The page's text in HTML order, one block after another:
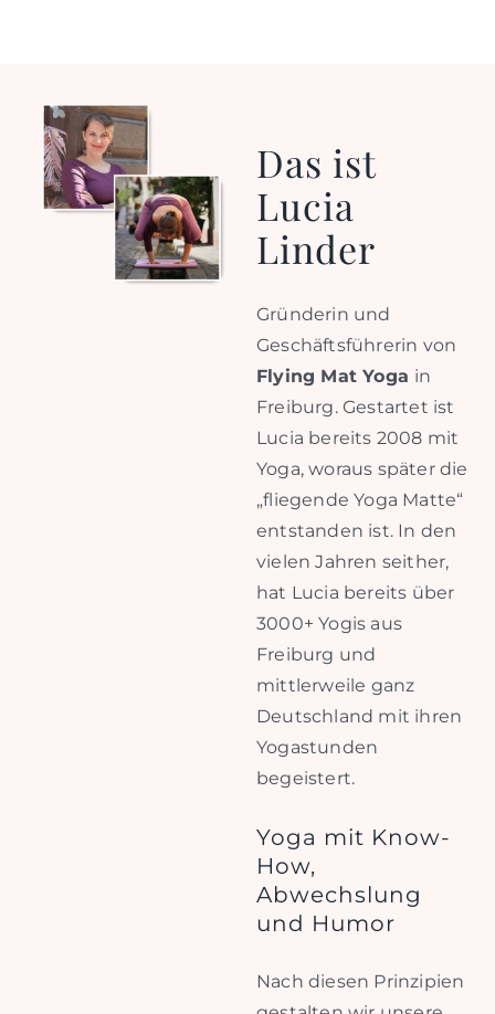
Das ist
Lucia
Linder
Gründerin und
Geschäftsführerin von
Flying Mat Yoga in
Freiburg. Gestartet ist
Lucia bereits 2008 mit
Yoga, woraus später die
„fliegende Yoga Matte“
entstanden ist. In den
vielen Jahren seither,
hat Lucia bereits über
3000+ Yogis aus
Freiburg und
mittlerweile ganz
Deutschland mit ihren
Yogastunden
begeistert.
Yoga mit Know-
How,
Abwechslung
und Humor
Nach diesen Prinzipien